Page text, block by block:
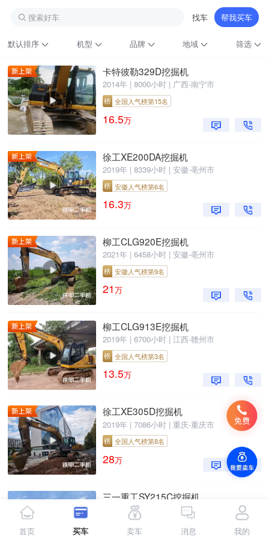
搜索好车 找车 帮我买车
默认排序 机型 品牌 地域 筛选
卡特彼勒329D挖掘机
2014年 | 8000小时 | 广西-南宁市
榜 全国人气榜第15名
16.5万
徐工XE200DA挖掘机
2019年 | 8339小时 | 安徽-亳州市
榜 安徽人气榜第6名
16.3万
柳工CLG920E挖掘机
2021年 | 6458小时 | 安徽-亳州市
榜 安徽人气榜第9名
21万
柳工CLG913E挖掘机
2019年 | 6700小时 | 江西-赣州市
榜 全国人气榜第3名
13.5万
徐工XE305D挖掘机
2019年 | 7086小时 | 重庆-重庆市
榜 全国人气榜第8名
28万
三一重工SY215C挖掘机
2019年 | 8600小时 | 湖南-长沙市
湖南人气榜第4名
首页 买车 卖车 消息 我的
铁甲龙总部 4000099032 认证经纪人